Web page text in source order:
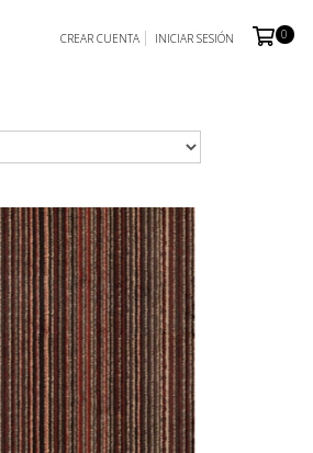
CREAR CUENTA INICIAR SESIÓN 0